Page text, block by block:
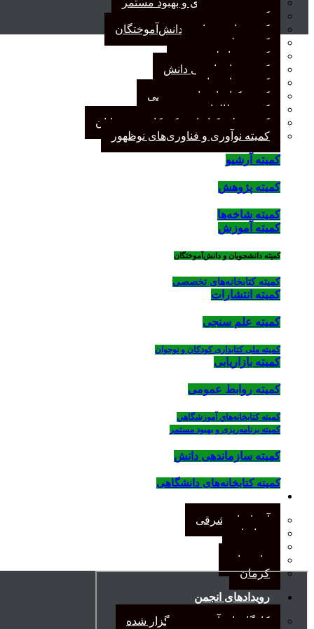
کمیته پژوهش
کمیته دانشجویان و دانش‌آموختگان
کمیته علم سنجی
کمیته روابط عمومی
کمیته سازماندهی دانش
کمیته شاخه‌ها
کمیته کتابخانه‌های تخصصی
کمیته مطالعات صنفی
کمیته ملی کتابداری کودکان و نوجوانان
کمیته نوآوری و فناوری‌های نوظهور
کمیته آرشیو
کمیته پژوهش
کمیته شاخه‌ها
کمیته آموزش
کمیته دانشجویان و دانش‌آموختگان
کمیته کتابخانه‌های تخصصی
کمیته انتشارات
کمیته علم سنجی
کمیته ملی کتابداری کودکان و نوجوان
کمیته بازاریابی
کمیته روابط عمومی
كميته كتابخانه‌هاي آموزشگاهي
کمیته برنامه‌ریزی و بهبود مستمر
کمیته سازماندهی دانش
کمیته کتابخانه‌های دانشگاهی
آذربایجان شرقی
خراسان
مازندران
کرمان
رویدادهای انجمن
کارگاههای آموزشی برگزار شده